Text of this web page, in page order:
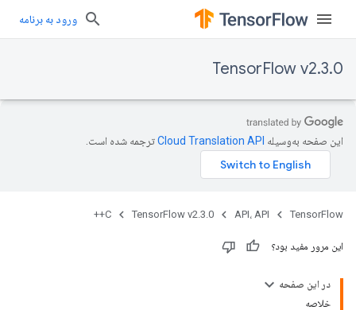
ورود به برنامه
TensorFlow v2.3.0
این صفحه به‌وسیله ترجمه شده است.
TensorFlow API، API TensorFlow v2.3.0
C++
این مرور مفید بود؟
در این صفحه
خلاصه